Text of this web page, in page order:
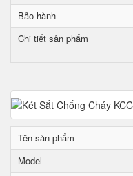
Bảo hành
Chi tiết sản phẩm
Tên sản phẩm
Model